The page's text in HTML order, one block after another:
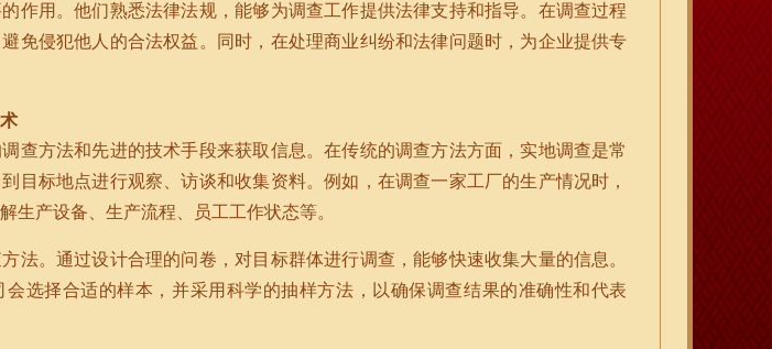
作用。他们熟悉法律法规，能够为调查工作提供法律支持和指导。在调查过程
免侵犯他人的合法权益。同时，在处理商业纠纷和法律问题时，为企业提供专
查方法和先进的技术手段来获取信息。在传统的调查方法方面，实地调查是常
目标地点进行观察、访谈和收集资料。例如，在调查一家工厂的生产情况时，
生产设备、生产流程、员工工作状态等。
法。通过设计合理的问卷，对目标群体进行调查，能够快速收集大量的信息。
选择合适的样本，并采用科学的抽样方法，以确保调查结果的准确性和代表